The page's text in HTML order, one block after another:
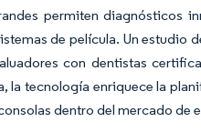
permiten diagnósticos
de película. Un estudio
con dentistas
la tecnología enriquece la
dentro del mercado de